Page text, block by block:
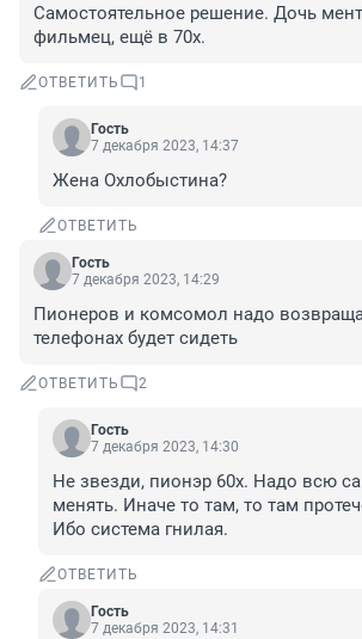
Самостоятельное решение. Дочь
фильмец, ещё в 70х.
ОТВЕТИТЬ 1
Гость
7 декабря 2023, 14:37
Жена Охлобыстина?
ОТВЕТИТЬ
Гость
7 декабря 2023, 14:29
Пионеров и комсомол надо
телефонах будет сидеть
ОТВЕТИТЬ 2
Гость
7 декабря 2023, 14:30
Не звезди, пионэр 60х. Надо всю
менять. Иначе то там, то там
Ибо система гнилая.
ОТВЕТИТЬ
Гость
7 декабря 2023, 14:31